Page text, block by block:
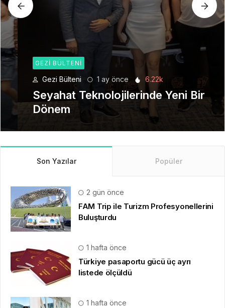
GEZI BÜLTENI
Gezi Bülteni 1 ay önce 6.22k
Seyahat Teknolojilerinde Yeni Bir
Dönem
Son Yazılar Popüler
2 gün önce
FAM Trip ile Turizm Profesyonellerini
Buluşturdu
1 hafta önce
Türkiye pasaportu gücü üç ayrı
listede ölçüldü
1 hafta önce